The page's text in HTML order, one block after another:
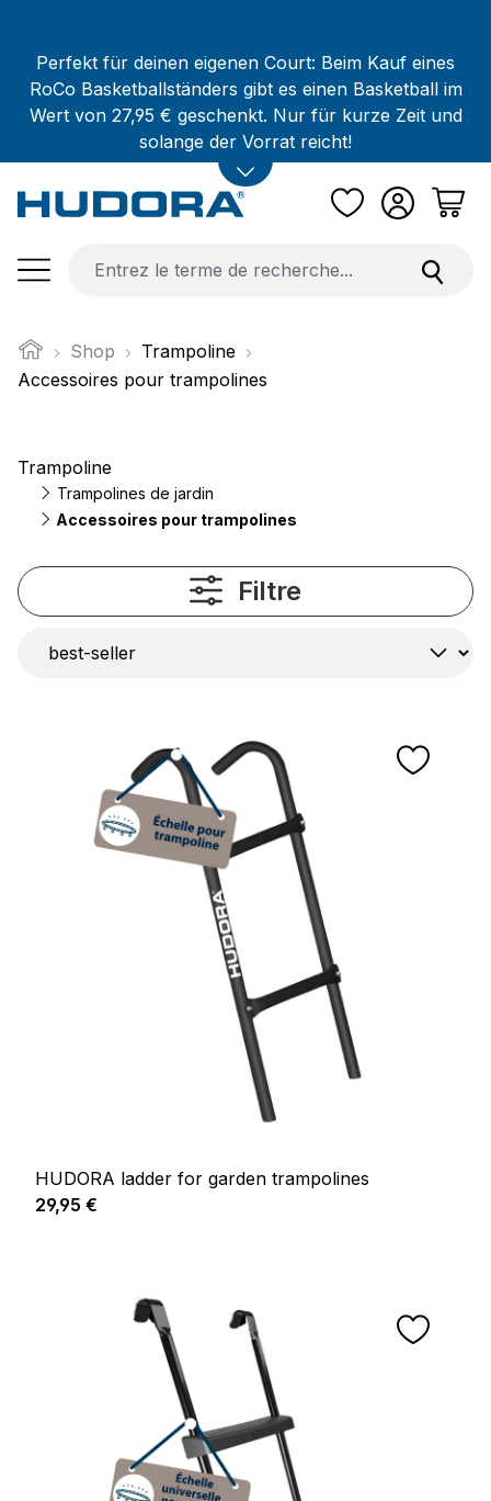
Perfekt für deinen eigenen Court: Beim Kauf eines
RoCo Basketballständers gibt es einen Basketball im
Wert von 27,95 € geschenkt. Nur für kurze Zeit und
solange der Vorrat reicht!
Shop
Trampoline
Accessoires pour trampolines
Trampoline
Trampolines de jardin
Accessoires pour trampolines
Filtre
HUDORA ladder for garden trampolines
Prix régulier :
29,95 €